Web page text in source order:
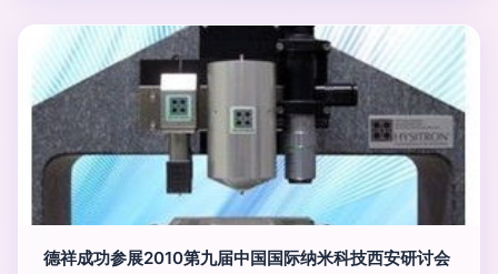
德祥成功参展2010第九届中国国际纳米科技西安研讨会